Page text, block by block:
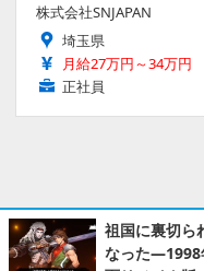
株式会社SNJAPAN
埼玉県
月給27万円～34万円
正社員
祖国に裏切ら
なった―1998